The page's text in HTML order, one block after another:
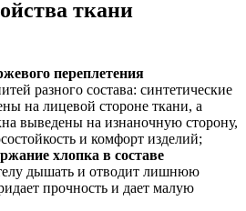
ткани
переплетения
разного состава: синтетические
на лицевой стороне ткани, а
выведены на изнаночную сторону,
и комфорт изделий;
хлопка в составе
дышать и отводит лишнюю
прочность и дает малую